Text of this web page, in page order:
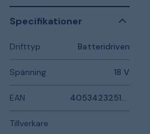
Specifikationer
Drifttyp Batteridriven
Spänning 18 V
EAN 4053423251708
Tillverkare